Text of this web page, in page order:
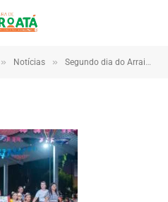
» Notícias » Segundo dia do Arraial do Saber é marcado por encantamento e integração entre escolas e comunidade